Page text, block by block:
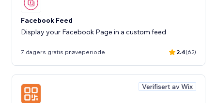
Facebook Feed
Display your Facebook Page in a custom feed
7 dagers gratis prøveperiode 2.4(62)
Verifisert av Wix